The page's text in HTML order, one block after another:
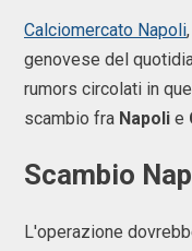
Calciomercato Napoli
genovese del
rumors circolati in
scambio fra Napoli e
Scambio
L'operazione